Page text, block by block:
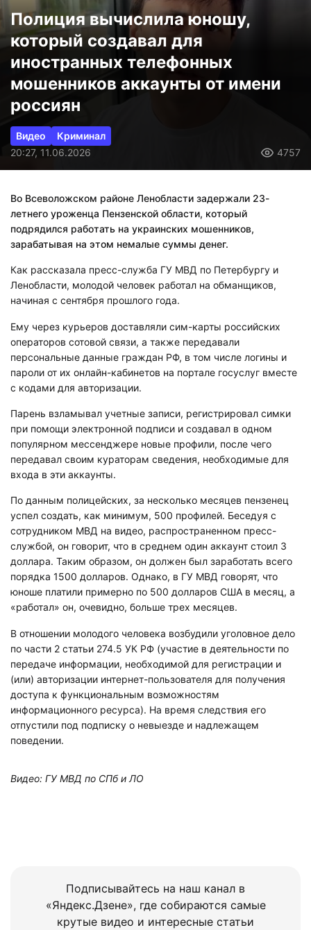
Полиция вычислила юношу,
который создавал для
иностранных телефонных
мошенников аккаунты от имени
россиян
Видео
Криминал
20:27, 11.06.2026
4757
Во Всеволожском районе Ленобласти задержали 23-
летнего уроженца Пензенской области, который
подрядился работать на украинских мошенников,
зарабатывая на этом немалые суммы денег.
Как рассказала пресс-служба ГУ МВД по Петербургу и
Ленобласти, молодой человек работал на обманщиков,
начиная с сентября прошлого года.
Ему через курьеров доставляли сим-карты российских
операторов сотовой связи, а также передавали
персональные данные граждан РФ, в том числе логины и
пароли от их онлайн-кабинетов на портале госуслуг вместе
с кодами для авторизации.
Парень взламывал учетные записи, регистрировал симки
при помощи электронной подписи и создавал в одном
популярном мессенджере новые профили, после чего
передавал своим кураторам сведения, необходимые для
входа в эти аккаунты.
По данным полицейских, за несколько месяцев пензенец
успел создать, как минимум, 500 профилей. Беседуя с
сотрудником МВД на видео, распространенном пресс-
службой, он говорит, что в среднем один аккаунт стоил 3
доллара. Таким образом, он должен был заработать всего
порядка 1500 долларов. Однако, в ГУ МВД говорят, что
юноше платили примерно по 500 долларов США в месяц, а
«работал» он, очевидно, больше трех месяцев.
В отношении молодого человека возбудили уголовное дело
по части 2 статьи 274.5 УК РФ (участие в деятельности по
передаче информации, необходимой для регистрации и
(или) авторизации интернет-пользователя для получения
доступа к функциональным возможностям
информационного ресурса). На время следствия его
отпустили под подписку о невыезде и надлежащем
поведении.
Видео: ГУ МВД по СПб и ЛО
Подписывайтесь на наш канал в
«Яндекс.Дзене», где собираются самые
крутые видео и интересные статьи